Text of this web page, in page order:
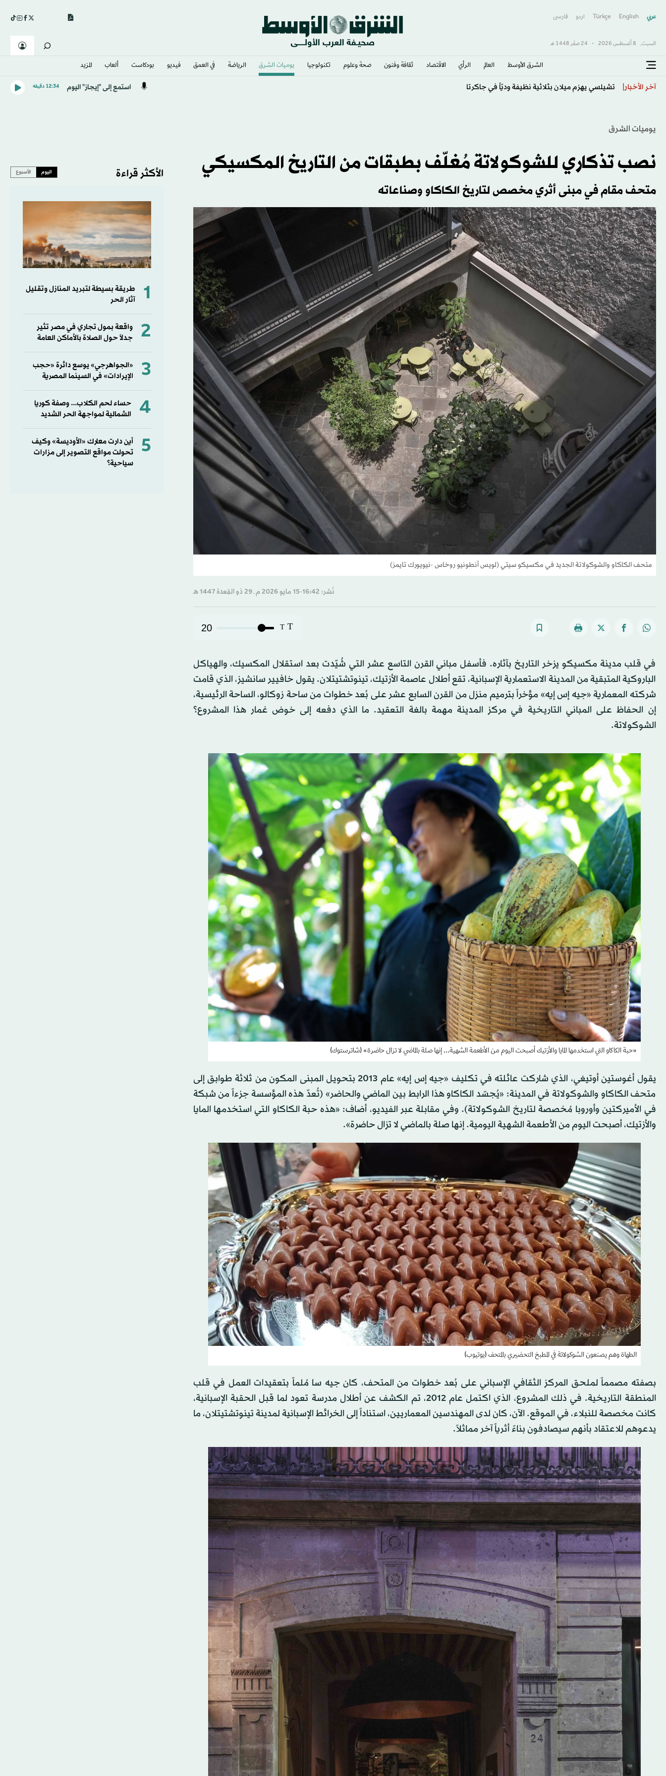
عربي English
Türkçe اردو فارسى
السبت, 8 أغسطس 2026 - 24 صفَر 1448 هـ
الشرق الأوسط​ العالم الرأي الاقتصاد ثقافة وفنون صحة وعلوم تكنولوجيا يوميات الشرق​ الرياضة في العمق فيديو بودكاست ألعاب المزيد
آخر الأخبار
دراسة: إمكانية الحمل بأمان بعد العلاج بالخلايا التائية المعدلة وراثياً
استمع إلى "إيجاز" اليوم 12:34 دقيقه
يوميات الشرق
نصب تذكاري للشوكولاتة مُغلّف بطبقات من التاريخ المكسيكي
متحف مقام في مبنى أثري مخصص لتاريخ الكاكاو وصناعاته
متحف الكاكاو والشوكولاتة الجديد في مكسيكو سيتي (لويس أنطونيو روخاس -نيويورك تايمز)
نُشر: 16:42-15 مايو 2026 م ـ 29 ذو القِعدة 1447 هـ
T
T
20
في قلب مدينة مكسيكو يزخر التاريخ بآثاره. فأسفل مباني القرن التاسع عشر التي شُيّدت بعد استقلال المكسيك، والهياكل
الباروكية المتبقية من المدينة الاستعمارية الإسبانية، تقع أطلال عاصمة الأزتيك، تينوتشتيتلان. يقول خافيير سانشيز، الذي قامت
شركته المعمارية «جيه إس إيه» مؤخراً بترميم منزل من القرن السابع عشر على بُعد خطوات من ساحة زوكالو، الساحة الرئيسية،
إن الحفاظ على المباني التاريخية في مركز المدينة مهمة بالغة التعقيد. ما الذي دفعه إلى خوض غمار هذا المشروع؟
الشوكولاتة.
«حبة الكاكاو التي استخدمها المايا والأزتيك أصبحت اليوم من الأطعمة الشهية... إنها صلة بالماضي لا تزال حاضرة» (شاترستوك)
يقول أغوستين أوتيغي، الذي شاركت عائلته في تكليف «جيه إس إيه» عام 2013 بتحويل المبنى المكون من ثلاثة طوابق إلى
متحف الكاكاو والشوكولاتة في المدينة: «يُجسّد الكاكاو هذا الرابط بين الماضي والحاضر» (تُعدّ هذه المؤسسة جزءاً من شبكة
في الأميركتين وأوروبا مُخصصة لتاريخ الشوكولاتة). وفي مقابلة عبر الفيديو، أضاف: «هذه حبة الكاكاو التي استخدمها المايا
والأزتيك، أصبحت اليوم من الأطعمة الشهية اليومية. إنها صلة بالماضي لا تزال حاضرة».
الطهاة وهم يصنعون الشوكولاتة في المطبخ التحضيري بالمتحف (يوتيوب)
بصفته مصمماً لملحق المركز الثقافي الإسباني على بُعد خطوات من المتحف، كان جيه سا مُلماً بتعقيدات العمل في قلب
المنطقة التاريخية. في ذلك المشروع، الذي اكتمل عام 2012، تم الكشف عن أطلال مدرسة تعود لما قبل الحقبة الإسبانية،
كانت مخصصة للنبلاء، في الموقع. الآن، كان لدى المهندسين المعماريين، استناداً إلى الخرائط الإسبانية لمدينة تينوتشتيتلان، ما
يدعوهم للاعتقاد بأنهم سيصادفون بناءً أثرياً آخر مماثلاً.
الأكثر قراءة اليوم الأسبوع
1
طريقة بسيطة لتبريد المنازل وتقليل
آثار الحر
2
واقعة بمول تجاري في مصر تثير
جدلاً حول الصلاة بالأماكن العامة
3
«الجواهرجي» يوسع دائرة «حجب
الإيرادات» في السينما المصرية
4
حساء لحم الكلاب... وصفة كوريا
الشمالية لمواجهة الحر الشديد
5
أين دارت معارك «الأوديسة» وكيف
تحولت مواقع التصوير إلى مزارات
سياحية؟